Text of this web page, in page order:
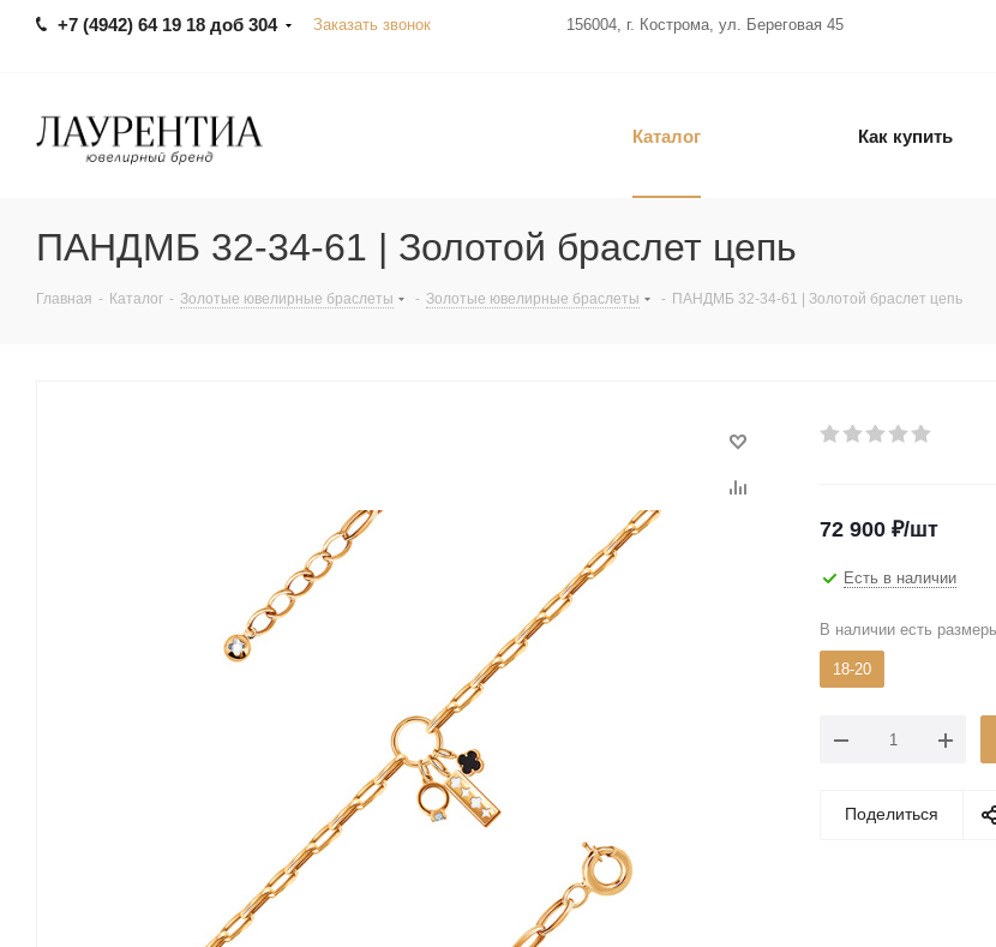
+7 (4942) 64 19 18 доб 304 Заказать звонок 156004, г. Кострома, ул. Береговая 45
Каталог Как купить
ПАНДМБ 32-34-61 | Золотой браслет цепь
Главная - Каталог - Золотые ювелирные браслеты - Золотые ювелирные браслеты - ПАНДМБ 32-34-61 | Золотой браслет цепь
72 900 ₽/шт
Есть в наличии
В наличии есть
18-20
Поделиться